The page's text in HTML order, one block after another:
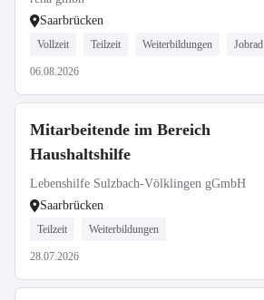
Saarbrücken
Vollzeit Teilzeit Weiterbildungen Jobrad
06.08.2026
Mitarbeitende im Bereich
Haushaltshilfe
Lebenshilfe Sulzbach-Völklingen gGmbH
Saarbrücken
Teilzeit Weiterbildungen
28.07.2026